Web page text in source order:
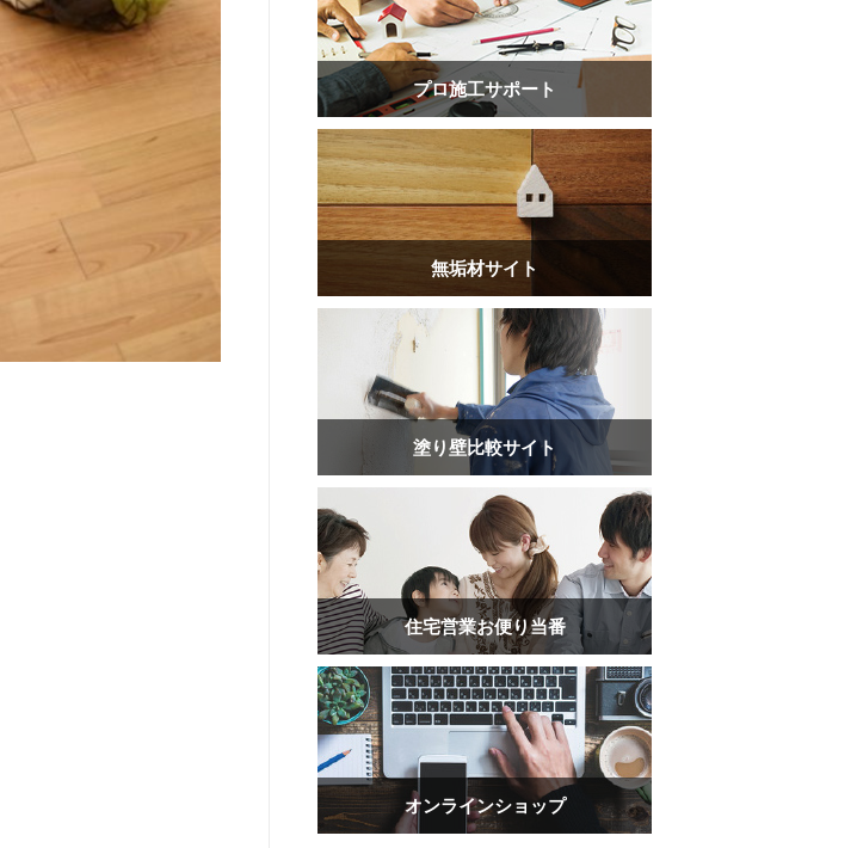
プロ施工サポート
無垢材サイト
塗り壁比較サイト
住宅営業お便り当番
オンラインショップ